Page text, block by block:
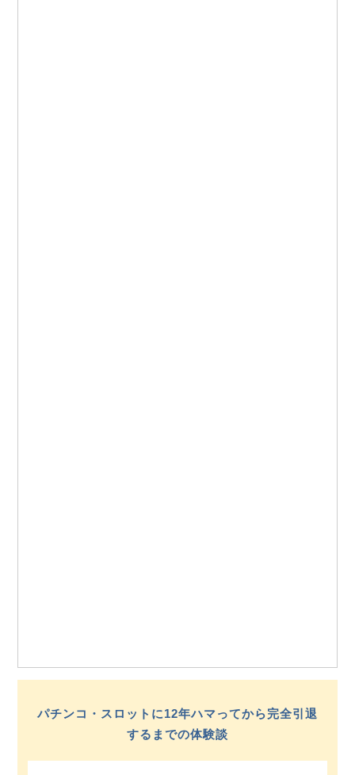
パチンコ・スロットに12年ハマってから完全引退
するまでの体験談